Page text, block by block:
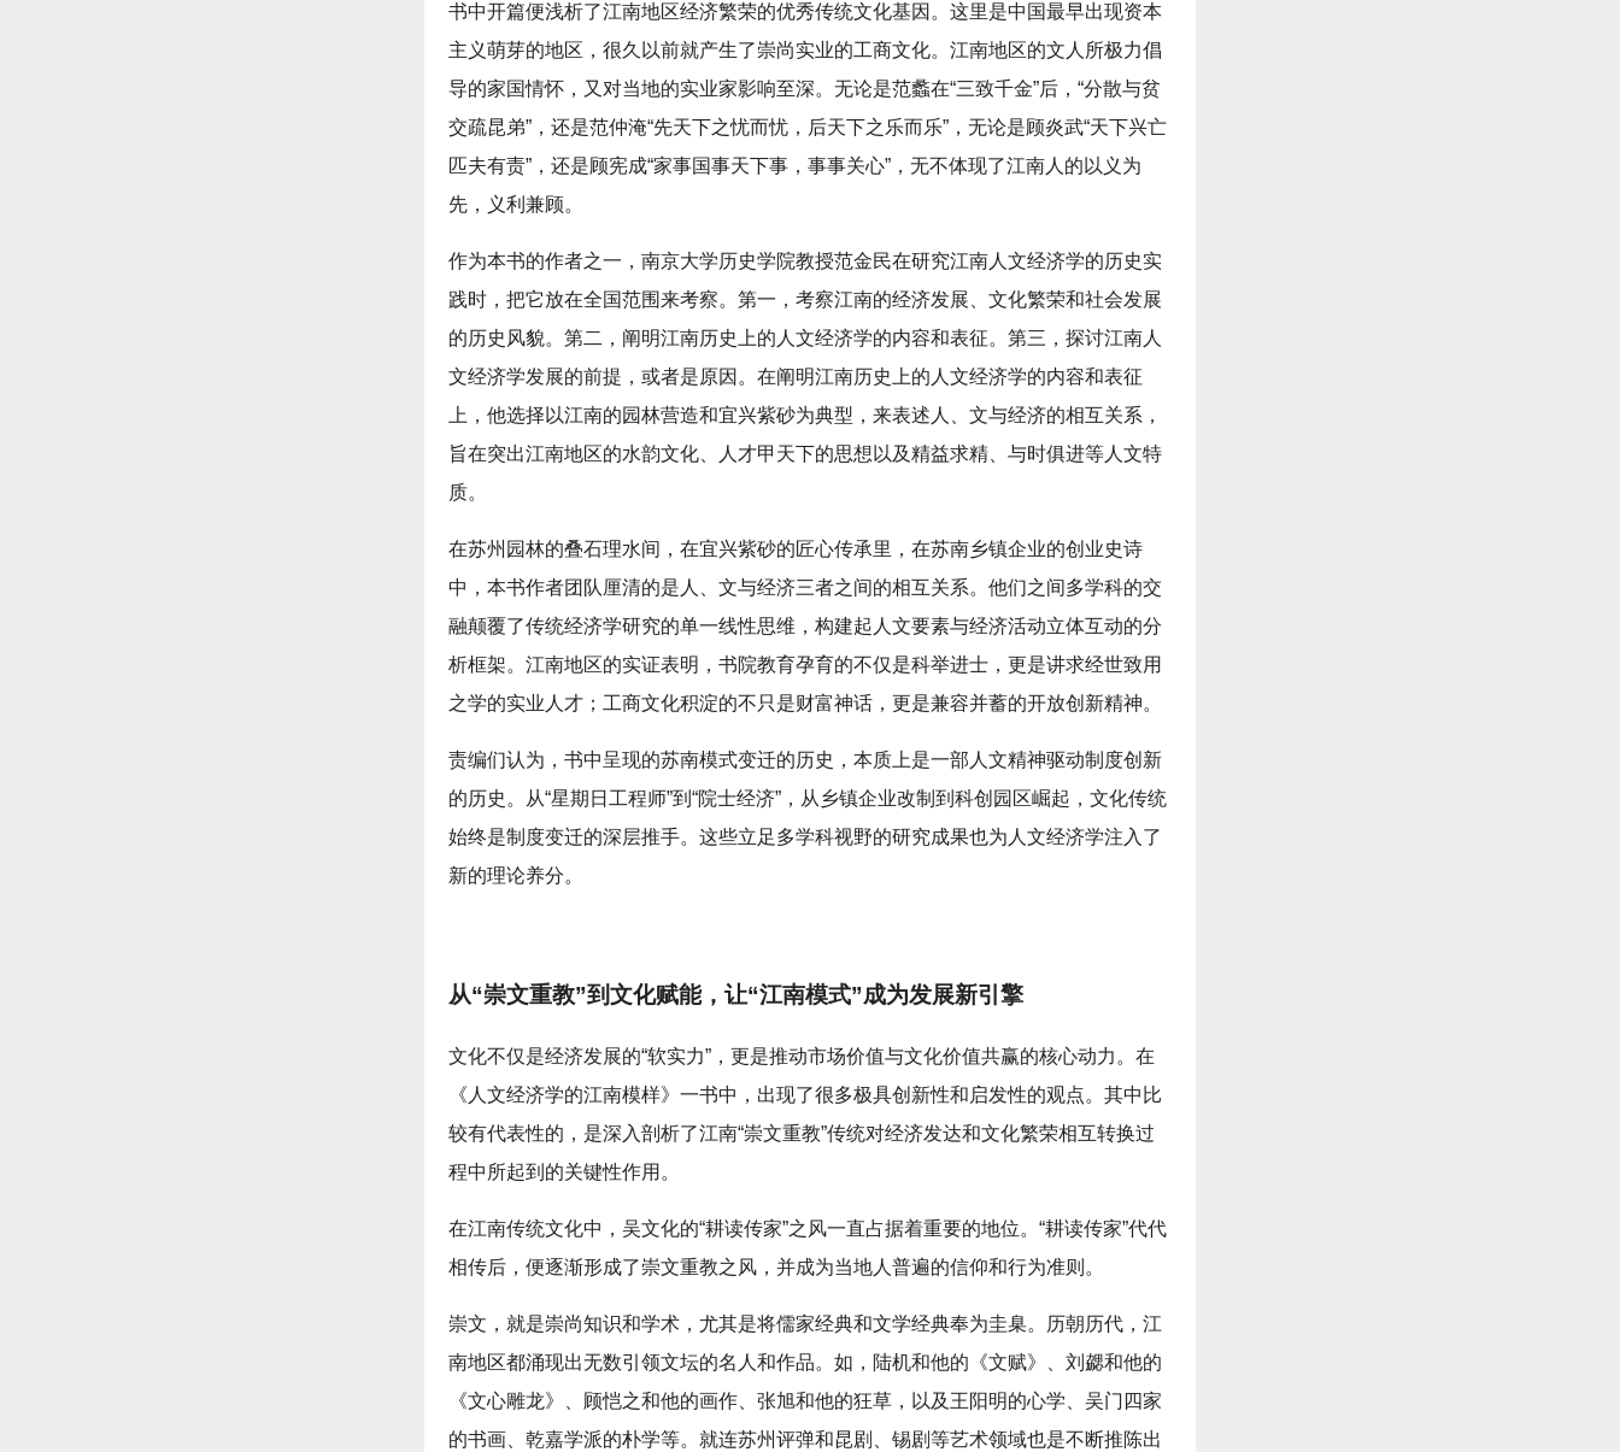
书中开篇便浅析了江南地区经济繁荣的优秀传统文化基因。这里是中国最早出现资本
主义萌芽的地区，很久以前就产生了崇尚实业的工商文化。江南地区的文人所极力倡
导的家国情怀，又对当地的实业家影响至深。无论是范蠡在“三致千金”后，“分散与贫
交疏昆弟”，还是范仲淹“先天下之忧而忧，后天下之乐而乐”，无论是顾炎武“天下兴亡
匹夫有责”，还是顾宪成“家事国事天下事，事事关心”，无不体现了江南人的以义为
先，义利兼顾。
作为本书的作者之一，南京大学历史学院教授范金民在研究江南人文经济学的历史实
践时，把它放在全国范围来考察。第一，考察江南的经济发展、文化繁荣和社会发展
的历史风貌。第二，阐明江南历史上的人文经济学的内容和表征。第三，探讨江南人
文经济学发展的前提，或者是原因。在阐明江南历史上的人文经济学的内容和表征
上，他选择以江南的园林营造和宜兴紫砂为典型，来表述人、文与经济的相互关系，
旨在突出江南地区的水韵文化、人才甲天下的思想以及精益求精、与时俱进等人文特
质。
在苏州园林的叠石理水间，在宜兴紫砂的匠心传承里，在苏南乡镇企业的创业史诗
中，本书作者团队厘清的是人、文与经济三者之间的相互关系。他们之间多学科的交
融颠覆了传统经济学研究的单一线性思维，构建起人文要素与经济活动立体互动的分
析框架。江南地区的实证表明，书院教育孕育的不仅是科举进士，更是讲求经世致用
之学的实业人才；工商文化积淀的不只是财富神话，更是兼容并蓄的开放创新精神。
责编们认为，书中呈现的苏南模式变迁的历史，本质上是一部人文精神驱动制度创新
的历史。从“星期日工程师”到“院士经济”，从乡镇企业改制到科创园区崛起，文化传统
始终是制度变迁的深层推手。这些立足多学科视野的研究成果也为人文经济学注入了
新的理论养分。
从“崇文重教”到文化赋能，让“江南模式”成为发展新引擎
文化不仅是经济发展的“软实力”，更是推动市场价值与文化价值共赢的核心动力。在
《人文经济学的江南模样》一书中，出现了很多极具创新性和启发性的观点。其中比
较有代表性的，是深入剖析了江南“崇文重教”传统对经济发达和文化繁荣相互转换过
程中所起到的关键性作用。
在江南传统文化中，吴文化的“耕读传家”之风一直占据着重要的地位。“耕读传家”代代
相传后，便逐渐形成了崇文重教之风，并成为当地人普遍的信仰和行为准则。
崇文，就是崇尚知识和学术，尤其是将儒家经典和文学经典奉为圭臬。历朝历代，江
南地区都涌现出无数引领文坛的名人和作品。如，陆机和他的《文赋》、刘勰和他的
《文心雕龙》、顾恺之和他的画作、张旭和他的狂草，以及王阳明的心学、吴门四家
的书画、乾嘉学派的朴学等。就连苏州评弹和昆剧、锡剧等艺术领域也是不断推陈出